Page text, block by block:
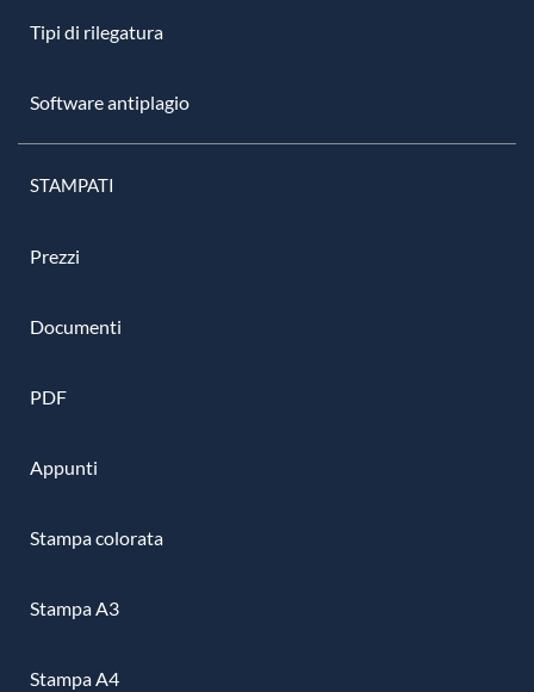
Tipi di rilegatura
Software antiplagio
STAMPATI
Prezzi
Documenti
PDF
Appunti
Stampa colorata
Stampa A3
Stampa A4